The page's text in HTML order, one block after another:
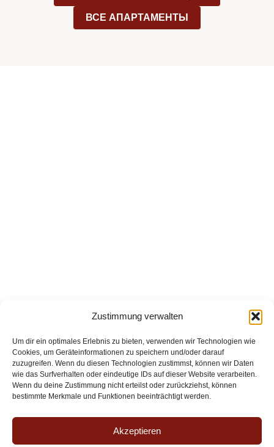
Zustimmung verwalten
Um dir ein optimales Erlebnis zu bieten, verwenden wir Technologien wie
Cookies, um Geräteinformationen zu speichern und/oder darauf
zuzugreifen. Wenn du diesen Technologien zustimmst, können wir Daten
wie das Surfverhalten oder eindeutige IDs auf dieser Website verarbeiten.
Wenn du deine Zustimmung nicht erteilst oder zurückziehst, können
bestimmte Merkmale und Funktionen beeinträchtigt werden.
Akzeptieren
ВСЕ АПАРТАМЕНТЫ